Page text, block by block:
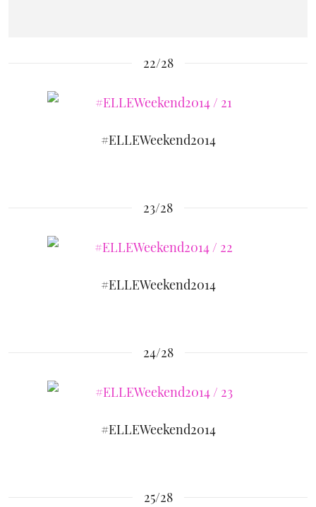
22/28
#ELLEWeekend2014
23/28
#ELLEWeekend2014
24/28
#ELLEWeekend2014
25/28